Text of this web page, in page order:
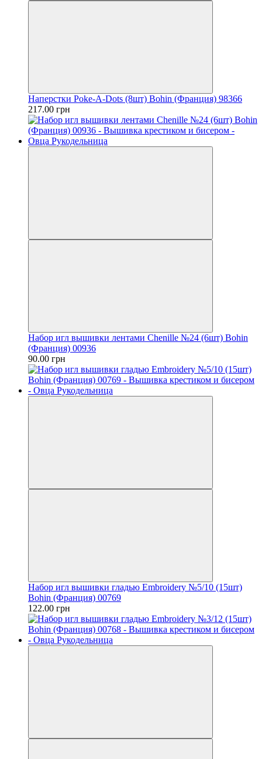
Наперстки Poke-A-Dots (8шт) Bohin (Франция) 98366
217.00 грн
Набор игл вышивки лентами Chenille №24 (6шт) Bohin
(Франция) 00936
90.00 грн
Набор игл вышивки гладью Embroidery №5/10 (15шт)
Bohin (Франция) 00769
122.00 грн